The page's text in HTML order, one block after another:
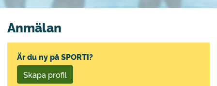
Anmälan
Är du ny på SPORTI?
Skapa profil